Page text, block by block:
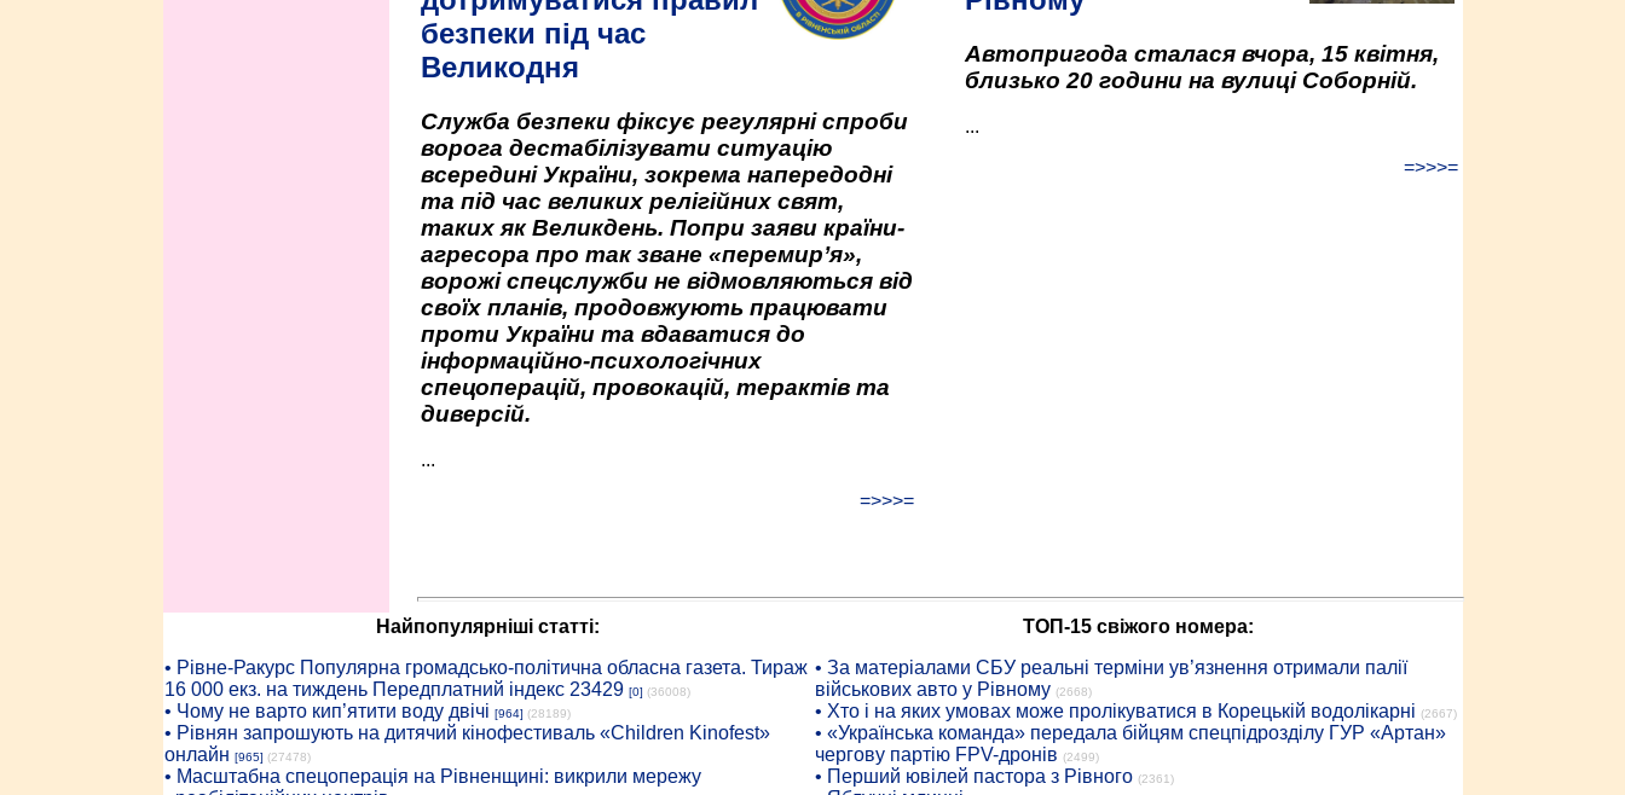
безпеки під час
Великодня
Служба безпеки фіксує регулярні спроби
ворога дестабілізувати ситуацію
всередині України, зокрема напередодні
та під час великих релігійних свят,
таких як Великдень. Попри заяви країни-
агресора про так зване «перемир’я»,
ворожі спецслужби не відмовляються від
своїх планів, продовжують працювати
проти України та вдаватися до
інформаційно-психологічних
спецоперацій, провокацій, терактів та
диверсій.
...
=>>>=
Автопригода сталася вчора, 15 квітня,
близько 20 години на вулиці Соборній.
...
=>>>=
Найпопулярніші статті:
• Рiвне-Ракурс Популярна громадсько-політична обласна газета. Тираж
16 000 екз. на тиждень Передплатний індекс 23429 [0] (36008)
• Чому не варто кип’ятити воду двічі [964] (28189)
• Рівнян запрошують на дитячий кінофестиваль «Children Kinofest»
онлайн [965] (27478)
• Масштабна спецоперація на Рівненщині: викрили мережу
ТОП-15 свіжого номера:
• За матеріалами СБУ реальні терміни ув’язнення отримали палії
військових авто у Рівному (2668)
• Хто і на яких умовах може пролікуватися в Корецькій водолікарні (2667)
• «Українська команда» передала бійцям спецпідрозділу ГУР «Артан»
чергову партію FPV-дронів (2499)
• Перший ювілей пастора з Рівного (2361)